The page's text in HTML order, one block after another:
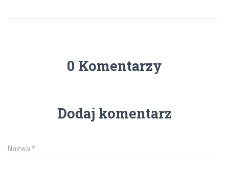
0 Komentarzy
Dodaj komentarz
Nazwa *